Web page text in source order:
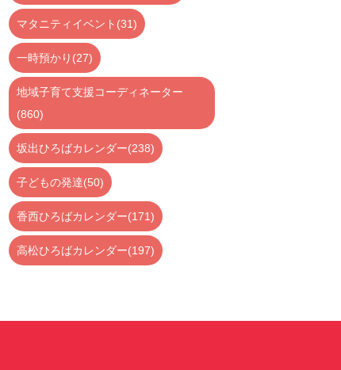
マタニティイベント(31)
一時預かり(27)
地域子育て支援コーディネーター
(860)
坂出ひろばカレンダー(238)
子どもの発達(50)
香西ひろばカレンダー(171)
高松ひろばカレンダー(197)